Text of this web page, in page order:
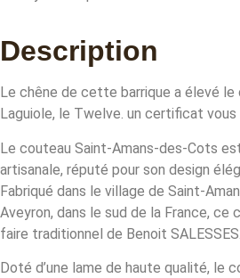
Description
Le chêne de cette barrique a élevé le
Laguiole, le Twelve. un certificat vous
Le couteau Saint-Amans-des-Cots
artisanale, réputé pour son design
Fabriqué dans le village de Saint-
Aveyron, dans le sud de la France, ce
faire traditionnel de Benoit SALESSES.
Doté d’une lame de haute qualité, le